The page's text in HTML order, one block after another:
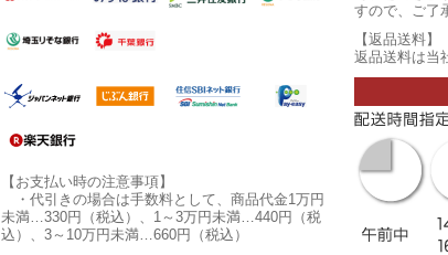
【お支払い時の注意事項】
・代引きの場合は手数料として、商品代金1万円
未満…330円（税込）、1～3万円未満…440円（税
込）、3～10万円未満…660円（税込）
すので、ご了
【返品送料】
返品送料は当